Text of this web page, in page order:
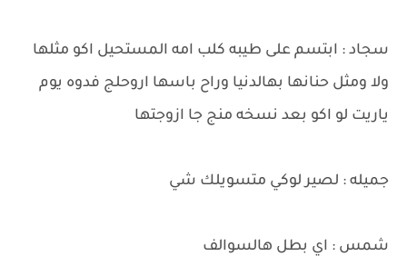
سجاد : ابتسم على طيبه كلب امه المستحيل اكو مثلها
ولا ومثل حنانها بهالدنيا وراح باسها اروحلج فدوه يوم
ياريت لو اكو بعد نسخه منج جا ازوجتها
جميله : لصير لوكي متسويلك شي
شمس : اي بطل هالسوالف